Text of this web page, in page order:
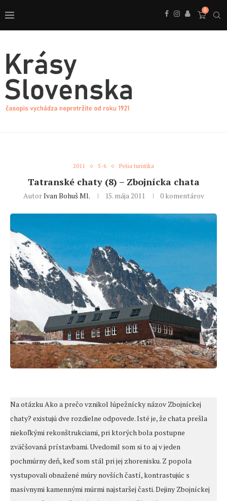
0
2011 5-6 Pešia turistika
Tatranské chaty (8) – Zbojnícka chata
AutorIvan Bohuš Ml. 15. mája 2011 0 komentárov
Na otázku Ako a prečo vznikol lúpežnícky názov Zbojníckej
chaty? existujú dve rozdielne odpovede. Isté je, že chata prešla
niekoľkými rekonštrukciami, pri ktorých bola postupne
zväčšovaná prístavbami. Uvedomil som si to aj v jeden
pochmúrny deň, keď som stál pri jej zhorenisku. Z popola
vystupovali obnažené múry novších častí, kontrastujúc s
masívnymi kamennými múrmi najstaršej časti. Dejiny Zbojníckej